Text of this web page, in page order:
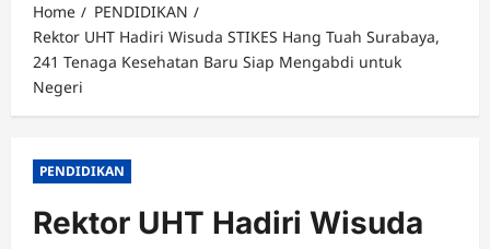
Home
PENDIDIKAN
Rektor UHT Hadiri Wisuda STIKES Hang Tuah Surabaya,
241 Tenaga Kesehatan Baru Siap Mengabdi untuk
Negeri
PENDIDIKAN
Rektor UHT Hadiri Wisuda